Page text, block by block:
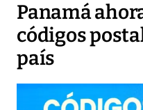
Panamá
códigos
país